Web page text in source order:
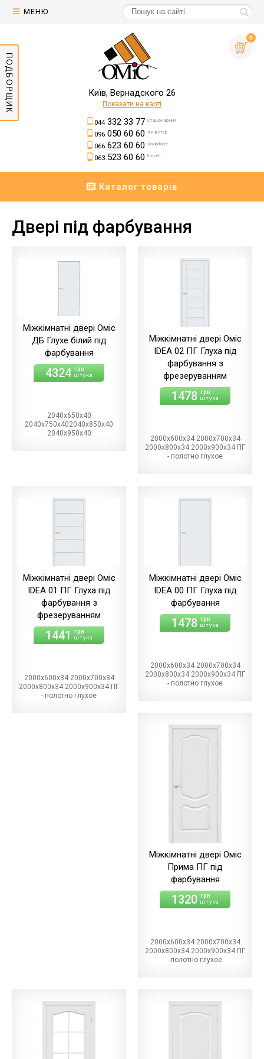
МЕНЮ
0
Київ, Вернадского 26
Показати на карті
044 332 33 77Стаціонарний
096 050 60 60 Київстар
066 623 60 60Vodafone
063 523 60 60lifecell
Каталог товарів
Двері під фарбування
Міжкімнатні двері Оміс
ДБ Глухе білий під
фарбування
4324 грн
штука
2040х650х40
2040х750х402040х850х40
2040х950х40
Міжкімнатні двері Оміс
IDEA 02 ПГ Глуха під
фарбування з
фрезеруванням
1478 грн
штука
2000х600х34 2000х700х34
2000х800х34 2000х900х34 ПГ
- полотно глухое
Міжкімнатні двері Оміс
IDEA 01 ПГ Глуха під
фарбування з
фрезеруванням
1441 грн
штука
2000х600х34 2000х700х34
2000х800х34 2000х900х34 ПГ
- полотно глухое
Міжкімнатні двері Оміс
IDEA 00 ПГ Глуха під
фарбування
1478 грн
штука
2000х600х34 2000х700х34
2000х800х34 2000х900х34 ПГ
- полотно глухое
Міжкімнатні двері Оміс
Прима ПГ під
фарбування
1320 грн
штука
2000х600х34 2000х700х34
2000х800х34 2000х900х34 ПГ
-полотно глухое
ПОДБОРЩИК